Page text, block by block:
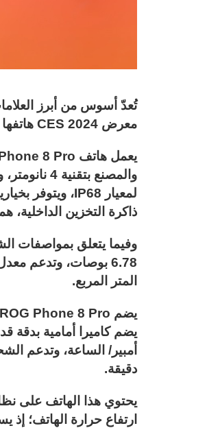
تُعدّ أسوس من أبرز
معرض CES 2024 هاتفها الذكي الجديد Asus ROG Phone 8 Pro المخصص للألعاب.
ذاكرة التخزين الداخلية، هما: 512 جيجابايت، أو واحد
المتر المربع.
دقيقة.
يحتوي هذا الهاتف على
ارتفاع حرارة الهاتف؛ إذ